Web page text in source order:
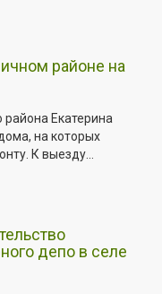
районе на
района Екатерина
на которых
К выезду...
депо в селе